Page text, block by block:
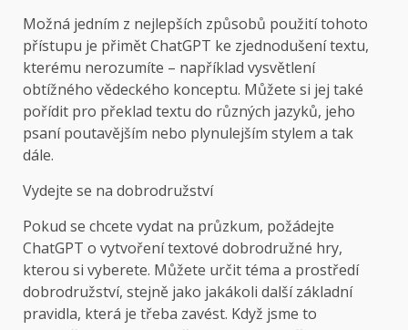
Možná jedním z nejlepších způsobů použití tohoto
přístupu je přimět ChatGPT ke zjednodušení textu,
kterému nerozumíte – například vysvětlení
obtížného vědeckého konceptu. Můžete si jej také
pořídit pro překlad textu do různých jazyků, jeho
psaní poutavějším nebo plynulejším stylem a tak
dále.
Vydejte se na dobrodružství
Pokud se chcete vydat na průzkum, požádejte
ChatGPT o vytvoření textové dobrodružné hry,
kterou si vyberete. Můžete určit téma a prostředí
dobrodružství, stejně jako jakákoli další základní
pravidla, která je třeba zavést. Když jsme to